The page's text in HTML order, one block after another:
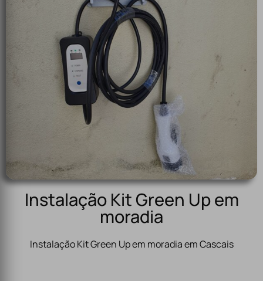
Instalação Kit Green Up em
moradia
Instalação Kit Green Up em moradia em Cascais